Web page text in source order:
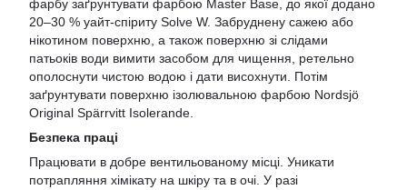
фарбу заґрунтувати фарбою Master Base, до якої додано
20–30 % уайт-спіриту Solve W. Забруднену сажею або
нікотином поверхню, а також поверхню зі слідами
патьоків води вимити засобом для чищення, ретельно
ополоснути чистою водою і дати висохнути. Потім
заґрунтувати поверхню ізолювальною фарбою Nordsjö
Original Spärrvitt Isolerande.
Безпека праці
Працювати в добре вентильованому місці. Уникати
потрапляння хімікату на шкіру та в очі. У разі